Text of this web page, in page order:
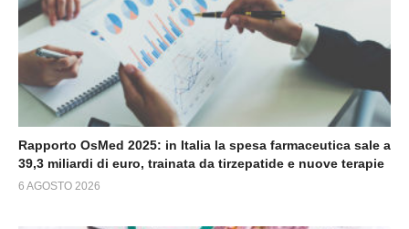
Rapporto OsMed 2025: in Italia la spesa farmaceutica sale a
39,3 miliardi di euro, trainata da tirzepatide e nuove terapie
6 AGOSTO 2026